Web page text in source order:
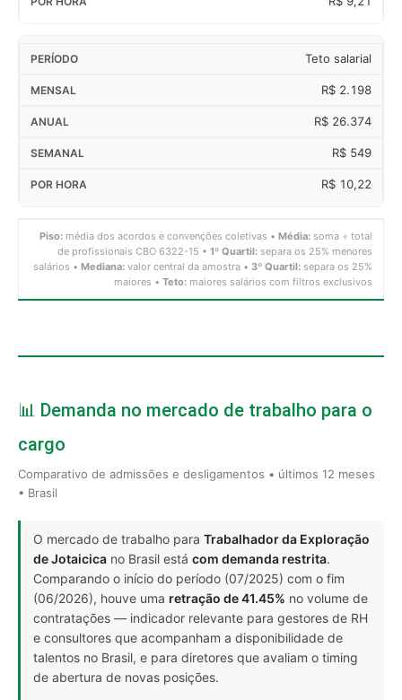
Teto salarial
R$ 2.198
R$ 26.374
R$ 549
R$ 10,22
Piso: média dos acordos e convenções coletivas • Média: soma ÷ total
de profissionais CBO 6322-15 • 1º Quartil: separa os 25% menores
salários • Mediana: valor central da amostra • 3º Quartil: separa os 25%
maiores • Teto: maiores salários com filtros exclusivos
📊 Demanda no mercado de trabalho para o
cargo
Comparativo de admissões e desligamentos • últimos 12 meses
• Brasil
O mercado de trabalho para Trabalhador da Exploração
de Jotaicica no Brasil está com demanda restrita.
Comparando o início do período (07/2025) com o fim
(06/2026), houve uma retração de 41.45% no volume de
contratações — indicador relevante para gestores de RH
e consultores que acompanham a disponibilidade de
talentos no Brasil, e para diretores que avaliam o timing
de abertura de novas posições.